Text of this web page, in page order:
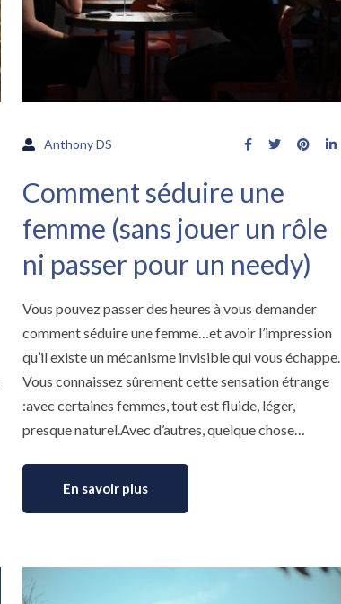
Anthony DS
Comment séduire une
femme (sans jouer un rôle
ni passer pour un needy)
Vous pouvez passer des heures à vous demander
comment séduire une femme…et avoir l’impression
qu’il existe un mécanisme invisible qui vous échappe.
Vous connaissez sûrement cette sensation étrange
:avec certaines femmes, tout est fluide, léger,
presque naturel.Avec d’autres, quelque chose…
En savoir plus